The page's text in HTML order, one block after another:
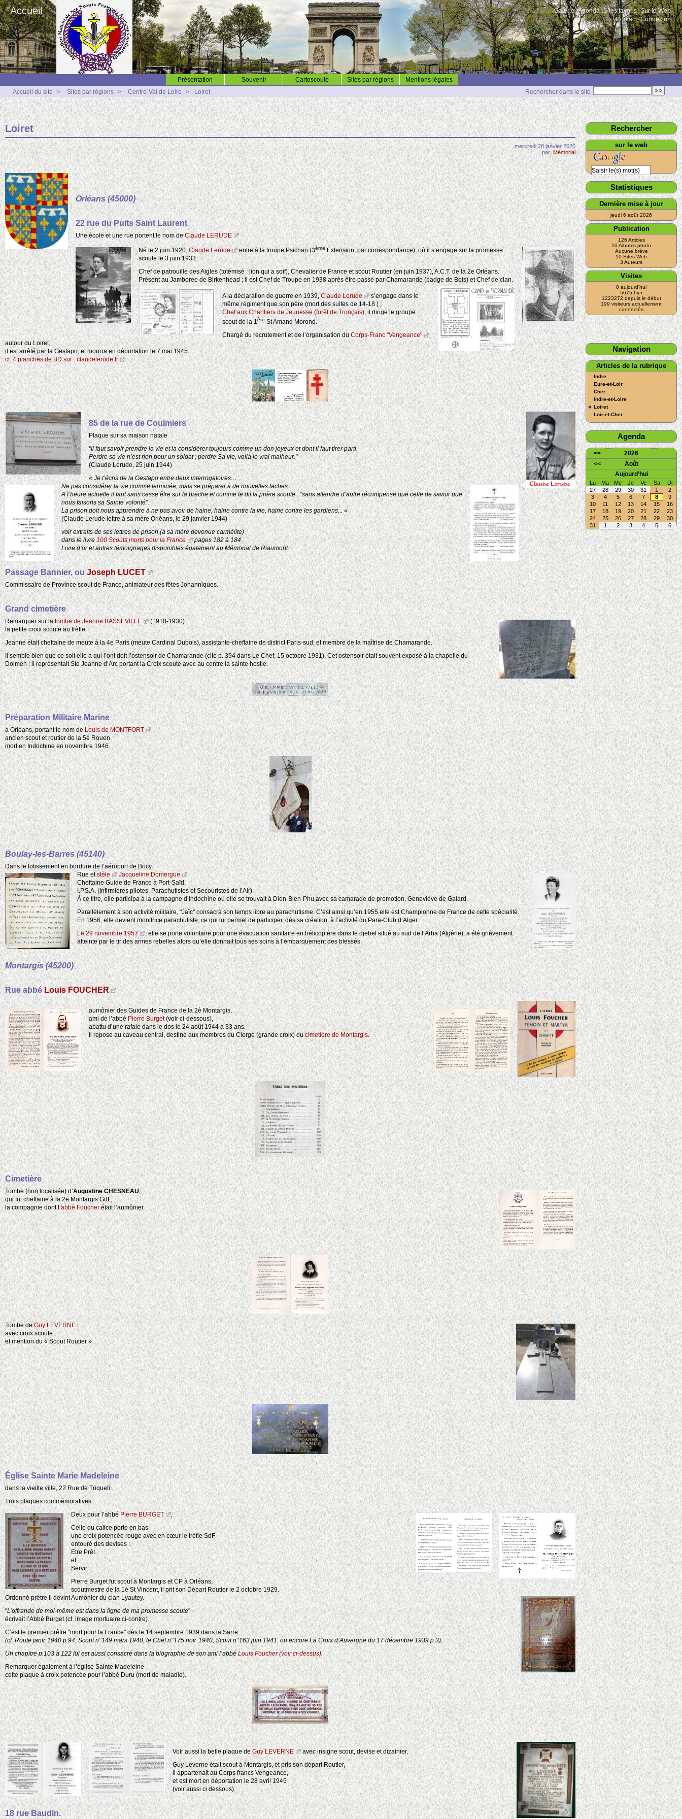
Galerie Agenda Sites favoris Sur le Web
Contact Connexion
Accueil
Présentation Souvenir Cartoscoute Sites par régions
Mentions légales
Rechercher dans le site
Accueil du site > Sites par régions > Centre-Val de Loire > Loiret
Loiret
mercredi 28 janvier 2026
par Mémorial
Orléans (45000)
22 rue du Puits Saint Laurent
Une école et une rue portent le nom deClaude LERUDE
Né le 2 juin 1920, Claude Lerude entre à la troupe Psichari (3èmeExtension, par correspondance), où il s’engage sur la promesse
scoute le 3 juin 1933.
Chef de patrouille des Aigles (totémisé : lion qui a soif), Chevalier de France et scout Routier (en juin 1937), A.C.T. de la 2e Orléans.
Présent au Jamboree de Birkenhead ; il est Chef de Troupe en 1938 après être passé par Chamarande (badge de Bois) et Chef de clan.
A la déclaration de guerre en 1939,Claude Lerude
s’engage dans le
même régiment que son père (mort des suites de 14-18 ) ;
Chef aux Chantiers de Jeunesse (forêt de Tronçais), il dirige le groupe
scout de la 1èreSt Amand Morond.
Chargé du recrutement et de l’organisation duCorps-Franc "Vengeance"
autour du Loiret,
il est arrêté par la Gestapo, et mourra en déportation le 7 mai 1945.
cf. 4 planches de BD sur : claudelerude.fr
85 de la rue de Coulmiers
Plaque sur sa maison natale
"Il faut savoir prendre la vie et la considérer toujours comme un don joyeux et dont il faut tirer parti.
Perdre sa vie n’est rien pour un soldat ; perdre Sa vie, voilà le vrai malheur."
(Claude Lerude, 25 juin 1944)
«Je t’écris de la Gestapo entre deux interrogatoires…
Ne pas considérer la vie comme terminée, mais se préparer à de nouvelles taches.
A l’heure actuelle il faut sans cesse être sur la brèche et comme le dit la prière scoute : "sans attendre d’autre récompense que celle de savoir que
nous faisons sa Sainte volonté".
La prison doit nous apprendre à ne pas avoir de haine, haine contre la vie, haine contre les gardiens... »
(Claude Lerude lettre à sa mère Orléans, le 29 janvier 1944)
voir extraits de ses lettres de prison (à sa mère devenue carmélite)
dans le livre 100 Scouts morts pour la France
pages 182 à 184.
Livre d’or et autres témoignages disponibles également au Mémorial de Riaumont.
Passage Bannier, ouJoseph LUCET
Commissaire de Province scout de France, animateur des fêtes Johanniques.
Grand cimetière
Remarquer sur latombe de Jeanne BASSEVILLE
(1910-1930)
la petite croix scoute au trèfle.
Jeanne était cheftaine de meute à la 4e Paris (meute Cardinal Dubois), assistante-cheftaine de district Paris-sud, et membre de la maîtrise de Chamarande.
Il semble bien que ce soit elle à qui l’ont doit l’ostensoir de Chamarande (cité p. 394 dans Le Chef, 15 octobre 1931). Cet ostensoir était souvent exposé à la chapelle du
Dolmen : il représentait Ste Jeanne d’Arc portant la Croix scoute avec au centre la sainte hostie.
Préparation Militaire Marine
à Orléans, portant le nom deLouis de MONTFORT
ancien scout et routier de la 5è Rouen
mort en Indochine en novembre 1946.
Boulay-les-Barres (45140)
Dans le lotissement en bordure de l’aéroport de Bricy
Rue etstèle
Jacqueline Domergue
Cheftaine Guide de France à Port-Saïd,
I.P.S.A. (Infirmières pilotes, Parachutistes et Secouristes de l’Air).
À ce titre, elle participa à la campagne d’Indochine où elle se trouvait à Dien-Bien-Phu avec sa camarade de promotion, Geneviève de Galard.
Parallèlement à son activité militaire, "Jaïc" consacra son temps libre au parachutisme. C’est ainsi qu’en 1955 elle est Championne de France de cette spécialité.
En 1956, elle devient monitrice parachutiste, ce qui lui permet de participer, dès sa création, à l’activité du Para-Club d’Alger.
Le 29 novembre 1957
, elle se porte volontaire pour une évacuation sanitaire en hélicoptère dans le djebel situé au sud de l’Arba (Algérie), a été grièvement
atteinte par le tir des armes rebelles alors qu’elle donnait tous ses soins à l’embarquement des blessés.
Montargis (45200)
Rue abbéLouis FOUCHER
aumônier des Guides de France de la 2è Montargis,
ami de l’abbéPierre Burget(voir ci-dessous),
abattu d’une rafale dans le dos le 24 août 1944 à 33 ans.
Il repose au caveau central, destiné aux membres du Clergé (grande croix) ducimetière de Montargis.
Cimetière
Tombe (non localisée) d’Augustine CHESNEAU,
qui fut cheftaine à la 2e Montargis GdF,
la compagnie dont l’abbé Foucherétait l’aumônier.
Tombe deGuy LEVERNE
avec croix scoute
et mention du « Scout Routier »
Église Sainte Marie Madeleine
dans la vieille ville, 22 Rue de Triqueti.
Trois plaques commémoratives :
Deux pour l’abbé Pierre BURGET
,
Celle du calice porte en bas
une croix potencée rouge avec en cœur le trèfle SdF
entouré des devises :
Etre Prêt
et
Servir.
Pierre Burget fut scout à Montargis et CP à Orléans,
scoutmestre de la 1è St Vincent, il prit son Départ Routier le 2 octobre 1929.
Ordonné prêtre il devint Aumônier du clan Lyautey.
"L’offrande de moi-même est dans la ligne de ma promesse scoute"
écrivait l’Abbé Burget (cf. image mortuaire ci-contre).
C’est le premier prêtre "mort pour la France" dès le 14 septembre 1939 dans la Sarre
(cf. Route janv. 1940 p.94, Scout n°149 mars 1940, le Chef n°175 nov. 1940, Scout n°163 juin 1941, ou encore La Croix d’Auvergne du 17 décembre 1939 p.3).
Un chapitre p.103 à 122 lui est aussi consacré dans la biographie de son ami l’abbéLouis Foucher (voir ci-dessus).
Remarquer également à l’église Sainte Madeleine
cette plaque à croix potencée pour l’abbé Duru (mort de maladie).
Voir aussi la belle plaque deGuy LEVERNE
avec insigne scout, devise et dizainier.
Guy Leverne était scout à Montargis, et pris son départ Routier,
il appartenait au Corps francs Vengeance,
et est mort en déportation le 28 avril 1945
(voir aussi ci dessous).
18 rue Baudin.
Rechercher
sur le web
Statistiques
Dernière mise à jour
jeudi 6 août 2026
Publication
126 Articles
10 Albums photo
Aucune brève
10 Sites Web
3 Auteurs
Visites
0 aujourd’hui
5675 hier
1223272 depuis le début
199 visiteurs actuellement
connectés
Navigation
Articles de la rubrique
Indre
Eure-et-Loir
Cher
Indre-et-Loire
Loiret
Loir-et-Cher
Agenda
<<
2026
<<
Août
Aujourd’hui
Lu Ma Me Je Ve Sa
Di
27
28 29 30 31 1
2
3
4 5 6 7 8
9
10
11 12 13 14 15
16
17
18 19 20 21 22
23
24
25 26 27 28 29
30
31
1 2 3 4 5 6